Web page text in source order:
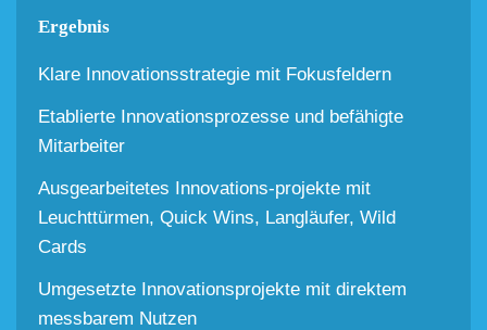
Ergebnis
Klare Innovationsstrategie mit Fokusfeldern
Etablierte Innovationsprozesse und befähigte
Mitarbeiter
Ausgearbeitetes Innovations-projekte mit
Leuchttürmen, Quick Wins, Langläufer, Wild
Cards
Umgesetzte Innovationsprojekte mit direktem
messbarem Nutzen